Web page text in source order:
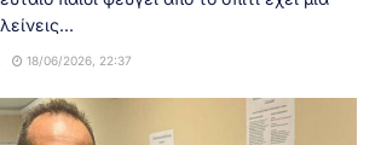
18/06/2026, 22:37